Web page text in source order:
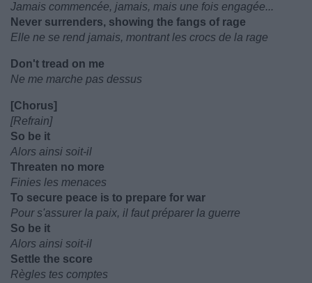
Jamais commencée, jamais, mais une fois engagée...
Never surrenders, showing the fangs of rage
Elle ne se rend jamais, montrant les crocs de la rage
Don't tread on me
Ne me marche pas dessus
[Chorus]
[Refrain]
So be it
Alors ainsi soit-il
Threaten no more
Finies les menaces
To secure peace is to prepare for war
Pour s'assurer la paix, il faut préparer la guerre
So be it
Alors ainsi soit-il
Settle the score
Règles tes comptes